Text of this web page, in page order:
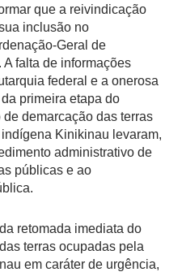
que a reivindicação
inclusão no
Geral de
A falta de informações
federal e a onerosa
primeira etapa do
demarcação das terras
Kinikinau levaram,
administrativo de
públicas e ao
retomada imediata do
terras ocupadas pela
em caráter de urgência,